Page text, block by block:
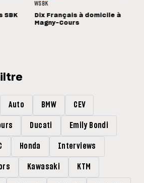
SBK
WSBK
Dix Français à domicile à
Magny-Cours
Auto BMW CEV
Ducati Emily Bondi
Honda Interviews
Kawasaki KTM